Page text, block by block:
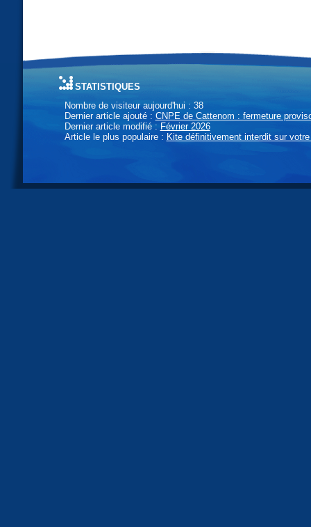
statistiques
Nombre de visiteur aujourd'hui : 38
Dernier article ajouté : CNPE de Cattenom : fermeture
Dernier article modifié : Février 2026
Article le plus populaire : Kite définitivement interdit sur